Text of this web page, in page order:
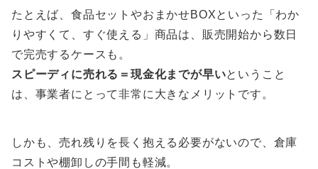
たとえば、食品セットやおまかせBOXといった「わか
りやすくて、すぐ使える」商品は、販売開始から数日
で完売するケースも。
スピーディに売れる＝現金化までが早いということ
は、事業者にとって非常に大きなメリットです。
しかも、売れ残りを長く抱える必要がないので、倉庫
コストや棚卸しの手間も軽減。